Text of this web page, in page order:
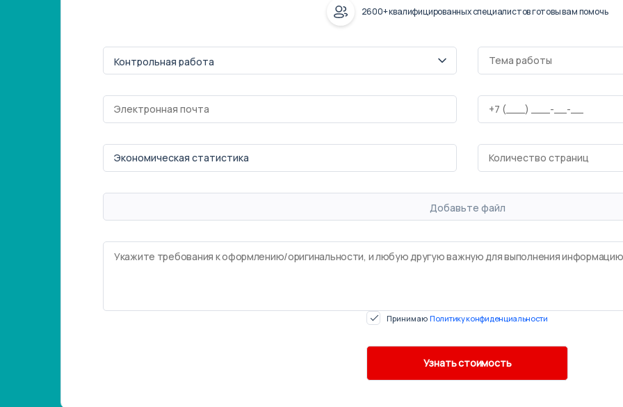
2600+ квалифицированных специалистов готовы вам помочь
Добавьте файл
Принимаю Политику конфиденциальности